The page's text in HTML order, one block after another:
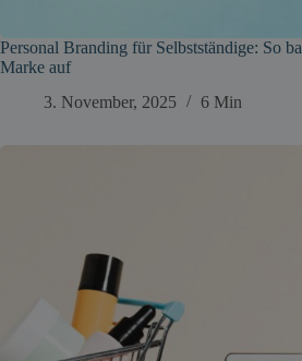
Personal Branding für Selbstständige: So
Marke auf
3. November, 2025
6 Min